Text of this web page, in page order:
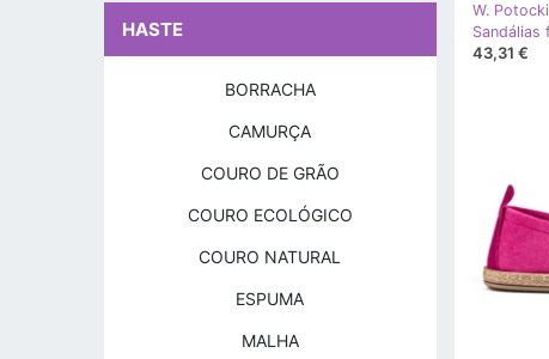
W. Potocki
43,31 €
HASTE
BORRACHA
CAMURÇA
COURO DE GRÃO
COURO ECOLÓGICO
COURO NATURAL
ESPUMA
MALHA